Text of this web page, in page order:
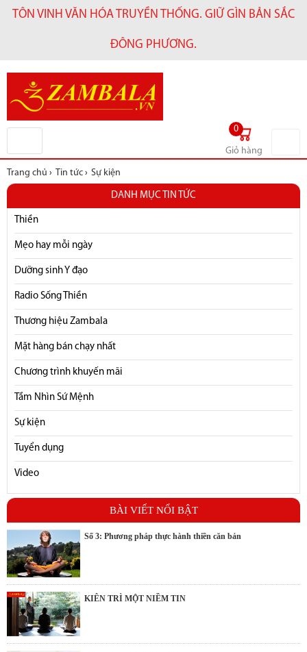
TÔN VINH VĂN HÓA TRUYỀN THỐNG. GIỮ GÌN BẢN SẮC
ĐÔNG PHƯƠNG.
0
Giỏ hàng
Trang chủ › Tin tức › Sự kiện
DANH MỤC TIN TỨC
Thiền
Mẹo hay mỗi ngày
Dưỡng sinh Y đạo
Radio Sống Thiền
Thương hiệu Zambala
Mặt hàng bán chạy nhất
Chương trình khuyến mãi
Tầm Nhìn Sứ Mệnh
Sự kiện
Tuyển dụng
Video
BÀI VIẾT NỔI BẬT
Số 3: Phương pháp thực hành thiền căn bản
KIÊN TRÌ MỘT NIỀM TIN